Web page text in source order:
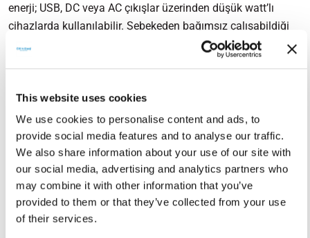
This website uses cookies
We use cookies to personalise content and ads, to
provide social media features and to analyse our traffic.
We also share information about your use of our site with
our social media, advertising and analytics partners who
may combine it with other information that you’ve
provided to them or that they’ve collected from your use
of their services.
enerji; USB, DC veya AC çıkışlar üzerinden düşük watt’lı
cihazlarda kullanılabilir. Şebekeden bağımsız çalışabildiği
için Bursa’nın kırsal mahallelerinde, sahil bölgelerinde, hobi
bahçelerinde ve kamp alanlarında güvenilir enerji sağlar.
kaynağı olarak tercih edilir.
Bursa’da Mini Güneş Enerjisi
Sistemleri Kullanmanın Avantajları
Kompakt Tasarım: Sınırlı alanlarda kolayca monte
edilebilir.
Ekonomik Çözüm: Enerji faturası olmadan elektrik
üretir.